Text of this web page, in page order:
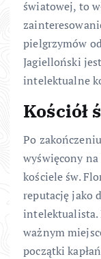
światowej, to
pielgrzymów
Jagielloński
intelektualne
Kościół
Po
wyświęcony na
kościele św.
reputację jako
intelektualista.
ważnym
początki